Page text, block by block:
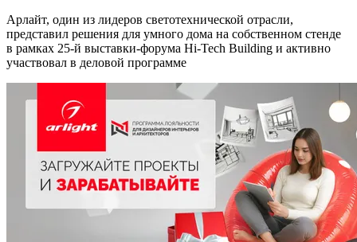
Арлайт, один из лидеров светотехнической отрасли,
представил решения для умного дома на собственном стенде
в рамках 25-й выставки-форума Hi-Tech Building и активно
участвовал в деловой программе